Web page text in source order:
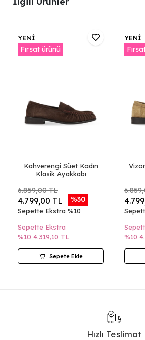
YENİ
Fırsat ürünü
Kahverengi Süet Kadın
Klasik Ayakkabı
6.859,00 TL
4.799,00 TL %30
Sepette Ekstra %10
Sepette Ekstra
%10 4.319,10 TL
Sepete Ekle
YENİ
%10
Hızlı Teslimat